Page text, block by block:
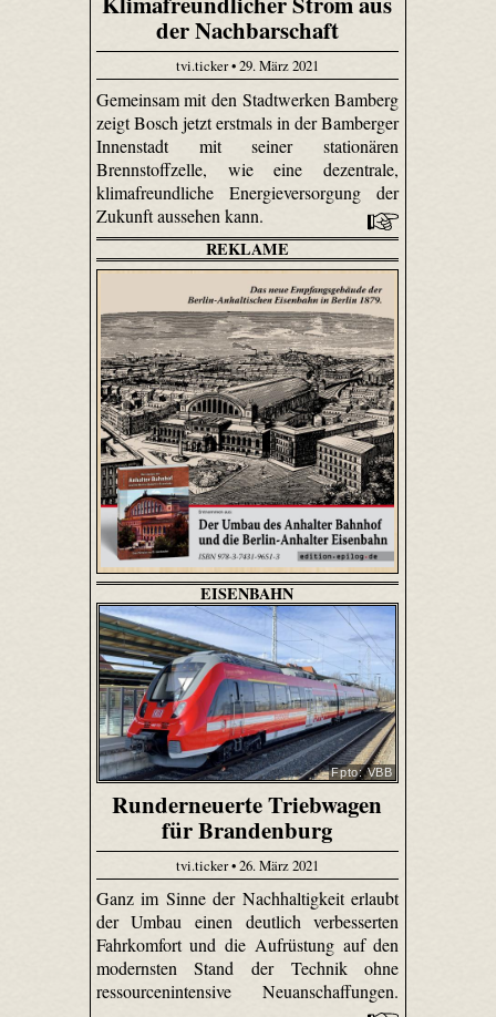
der Nachbarschaft
tvi.ticker • 29. März 2021
Gemeinsam mit den Stadtwerken Bamberg
zeigt Bosch jetzt erstmals in der Bamberger
Innenstadt mit seiner stationären
Brennstoffzelle, wie eine dezentrale,
klimafreundliche Energieversorgung der
Zukunft aussehen kann.
REKLAME
EISENBAHN
Fpto: VBB
Runderneuerte Triebwagen
für Brandenburg
tvi.ticker • 26. März 2021
Ganz im Sinne der Nachhaltigkeit erlaubt
der Umbau einen deutlich verbesserten
Fahrkomfort und die Aufrüstung auf den
modernsten Stand der Technik ohne
ressourcenintensive Neuanschaffungen.